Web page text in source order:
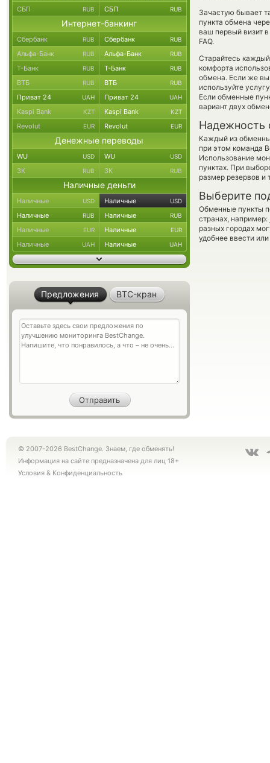
Зачастую бывает
пункта обмена
ваш первый визит
FAQ.
Старайтесь
комфорта
обмена. Если же вы
используйте
Если обменные
вариант двух
Надежность
Каждый из
при этом команда
Использование
пунктах. При
размер резервов и
Выберите
Обменные пункты
странах, например:
разных городах
удобнее ввести
СБП RUB СБП RUB
Интернет-банкинг
Сбербанк RUB Сбербанк RUB
Альфа-Банк RUB Альфа-Банк RUB
Т-Банк RUB Т-Банк RUB
ВТБ RUB ВТБ RUB
Приват 24 UAH Приват 24 UAH
Kaspi Bank KZT Kaspi Bank KZT
Revolut EUR Revolut EUR
Денежные переводы
WU USD WU USD
ЗК RUB ЗК RUB
Наличные деньги
Наличные USD Наличные USD
Наличные RUB Наличные RUB
Наличные EUR Наличные EUR
Наличные UAH Наличные UAH
Предложения BTC-кран
© 2007-2026 BestChange. Знаем, где обменять!
Информация на сайте предназначена для лиц 18+
Условия & Конфиденциальность